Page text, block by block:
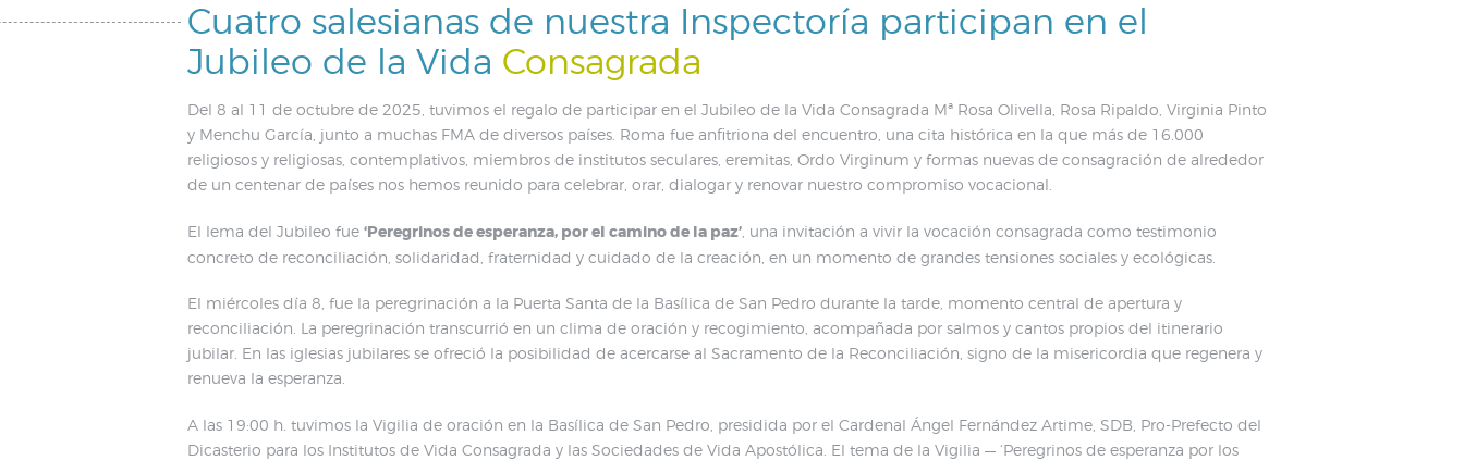
Cuatro salesianas de nuestra Inspectoría participan en el
Jubileo de la Vida Consagrada
Del 8 al 11 de octubre de 2025, tuvimos el regalo de participar en el Jubileo de la Vida Consagrada Mª Rosa Olivella, Rosa Ripaldo, Virginia Pinto
y Menchu García, junto a muchas FMA de diversos países. Roma fue anfitriona del encuentro, una cita histórica en la que más de 16.000
religiosos y religiosas, contemplativos, miembros de institutos seculares, eremitas, Ordo Virginum y formas nuevas de consagración de alrededor
de un centenar de países nos hemos reunido para celebrar, orar, dialogar y renovar nuestro compromiso vocacional.
El lema del Jubileo fue ‘Peregrinos de esperanza, por el camino de la paz’ , una invitación a vivir la vocación consagrada como testimonio
concreto de reconciliación, solidaridad, fraternidad y cuidado de la creación, en un momento de grandes tensiones sociales y ecológicas.
El miércoles día 8, fue la peregrinación a la Puerta Santa de la Basílica de San Pedro durante la tarde, momento central de apertura y
reconciliación. La peregrinación transcurrió en un clima de oración y recogimiento, acompañada por salmos y cantos propios del itinerario
jubilar. En las iglesias jubilares se ofreció la posibilidad de acercarse al Sacramento de la Reconciliación, signo de la misericordia que regenera y
renueva la esperanza.
A las 19:00 h. tuvimos la Vigilia de oración en la Basílica de San Pedro, presidida por el Cardenal Ángel Fernández Artime, SDB, Pro-Prefecto del
Dicasterio para los Institutos de Vida Consagrada y las Sociedades de Vida Apostólica. El tema de la Vigilia — ‘Peregrinos de esperanza por los